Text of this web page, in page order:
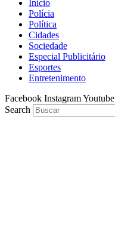
Início
Polícia
Política
Cidades
Sociedade
Especial Publicitário
Esportes
Entretenimento
Facebook InstagramYoutube
Search